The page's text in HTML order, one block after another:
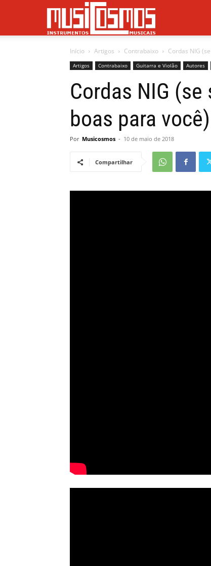
Musicosmos
Início Artigos Contrabaixo Cordas NIG
Artigos Contrabaixo Guitarra e Violão Autores
Cordas NIG
boas para você)
Por Musicosmos - 10 de maio de 2018
Compartilhar